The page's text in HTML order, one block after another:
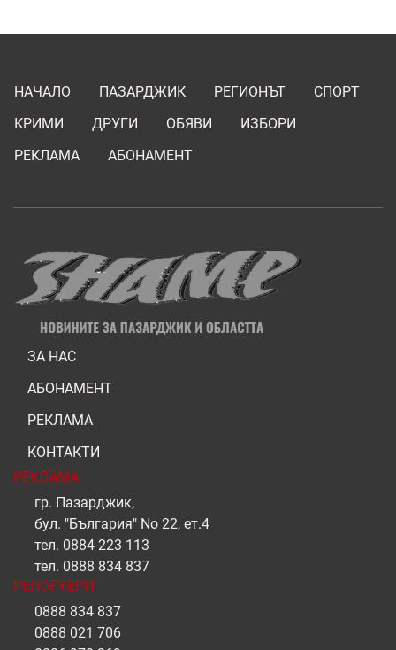
НАЧАЛО ПАЗАРДЖИК РЕГИОНЪТ
СПОРТ
КРИМИ
ДРУГИ ОБЯВИ
ИЗБОРИ
РЕКЛАМА
АБОНАМЕНТ
ЗА НАС
АБОНАМЕНТ
РЕКЛАМА
КОНТАКТИ
РЕКЛАМА
гр. Пазарджик,
бул. "България" No 22, ет.4
тел. 0884 223 113
тел. 0888 834 837
РЕПОРТЕРИ
0888 834 837
0888 021 706